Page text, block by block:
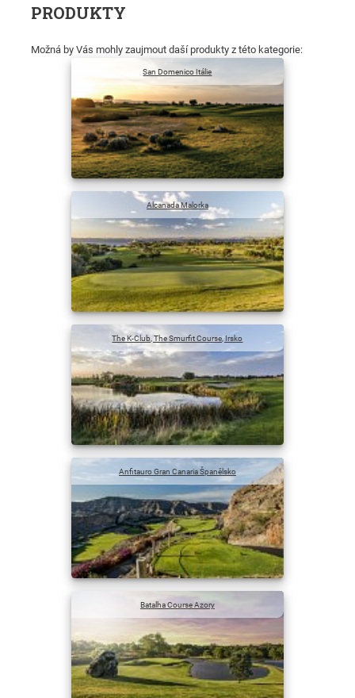
PRODUKTY
Možná by Vás mohly zaujmout daší produkty z této kategorie:
San Domenico Itálie
Alcanada Malorka
The K-Club, The Smurfit Course, Irsko
Anfitauro Gran Canaria Španělsko
Batalha Course Azory